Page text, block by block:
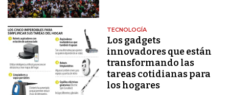
TECNOLOGÍA
Los gadgets
innovadores que están
transformando las
tareas cotidianas para
los hogares